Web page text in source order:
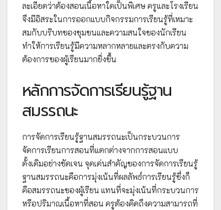
ละเอียดว่าต้องสอนเนื้อหาใดเป็นพิเศษ ครูและโรงเรียน
จึงมีอิสระในการออกแบบกิจกรรมการเรียนรู้ที่เหมาะ
สมกับบริบทของชุมชนและความสนใจของนักเรียน
ทำให้การเรียนรู้มีความหลากหลายและตรงกับความ
ต้องการของผู้เรียนมากยิ่งขึ้น
หลักการจัดการเรียนรู้ฐาน
สมรรถนะ
การจัดการเรียนรู้ฐานสมรรถนะเป็นกระบวนการ
จัดการเรียนการสอนที่แตกต่างจากการสอนแบบ
ดั้งเดิมอย่างชัดเจน จุดเด่นสำคัญของการจัดการเรียนรู้
ฐานสมรรถนะคือการมุ่งเน้นที่ผลลัพธ์การเรียนรู้ซึ่งก็
คือสมรรถนะของผู้เรียน แทนที่จะมุ่งเน้นที่กระบวนการ
หรือปริมาณเนื้อหาที่สอน ครูต้องคิดถึงความสามารถที่